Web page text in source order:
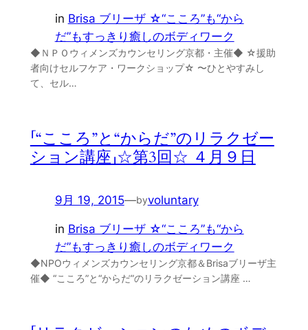
in Brisa ブリーザ ☆“こころ”も“から
だ”もすっきり癒しのボディワーク
◆ＮＰＯウィメンズカウンセリング京都・主催◆ ☆援助
者向けセルフケア・ワークショップ☆ 〜ひとやすみし
て、セル…
「“こころ”と“からだ”のリラクゼー
ション講座」☆第3回☆ ４月９日
9月 19, 2015—byvoluntary
in Brisa ブリーザ ☆“こころ”も“から
だ”もすっきり癒しのボディワーク
◆NPOウィメンズカウンセリング京都＆Brisaブリーザ主
催◆ “こころ”と“からだ”のリラクゼーション講座 …